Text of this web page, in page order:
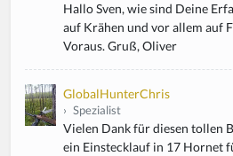
Hallo Sven, wie sind Deine
auf Krähen und vor allem auf
Voraus. Gruß, Oliver
GlobalHunterChris
› Spezialist
Vielen Dank für diesen tollen
ein Einstecklauf in 17 Hornet